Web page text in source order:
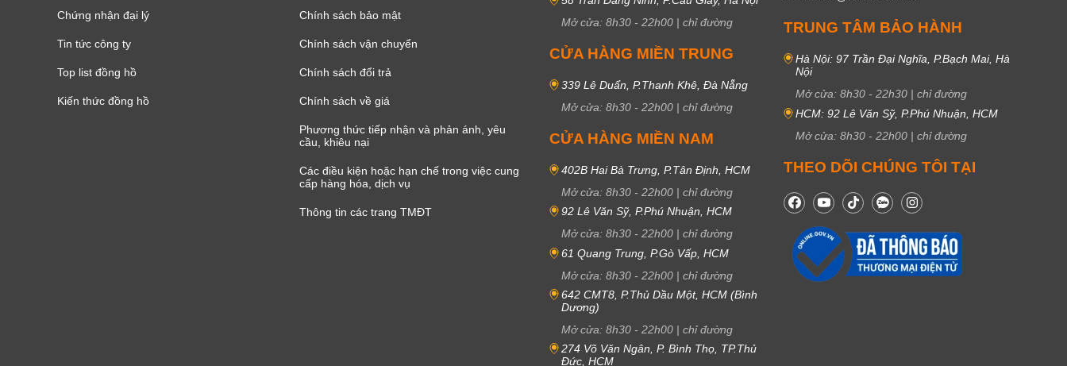
Chứng nhận đại lý
Tin tức công ty
Top list đồng hồ
Kiến thức đồng hồ
Chính sách bảo mật
Chính sách vận chuyển
Chính sách đổi trả
Chính sách về giá
Phương thức tiếp nhận và phản ánh, yêu
cầu, khiêu nại
Các điều kiện hoặc hạn chế trong việc cung
cấp hàng hóa, dịch vụ
Thông tin các trang TMĐT
Mở cửa: 8h30 - 22h00 | chỉ đường
CỬA HÀNG MIỀN TRUNG
339 Lê Duẩn, P.Thanh Khê, Đà Nẵng
Mở cửa: 8h30 - 22h00 | chỉ đường
CỬA HÀNG MIỀN NAM
402B Hai Bà Trưng, P.Tân Định, HCM
Mở cửa: 8h30 - 22h00 | chỉ đường
92 Lê Văn Sỹ, P.Phú Nhuận, HCM
Mở cửa: 8h30 - 22h00 | chỉ đường
61 Quang Trung, P.Gò Vấp, HCM
Mở cửa: 8h30 - 22h00 | chỉ đường
642 CMT8, P.Thủ Dầu Một, HCM (Bình
Dương)
Mở cửa: 8h30 - 22h00 | chỉ đường
274 Võ Văn Ngân, P. Bình Thọ, TP.Thủ
Đức, HCM
TRUNG TÂM BẢO HÀNH
Hà Nội: 97 Trần Đại Nghĩa, P.Bạch Mai, Hà
Nội
Mở cửa: 8h30 - 22h30 | chỉ đường
HCM: 92 Lê Văn Sỹ, P.Phú Nhuận, HCM
Mở cửa: 8h30 - 22h00 | chỉ đường
THEO DÕI CHÚNG TÔI TẠI